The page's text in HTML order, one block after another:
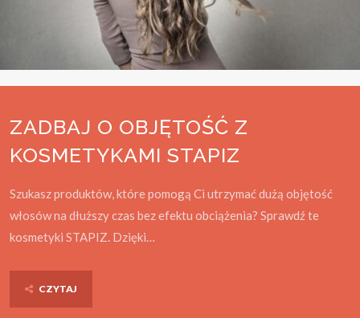
ZADBAJ O OBJĘTOŚĆ Z
KOSMETYKAMI STAPIZ
Szukasz produktów, które pomogą Ci utrzymać dużą objętość
włosów na dłuższy czas bez efektu obciążenia? Sprawdź te
kosmetyki STAPIZ. Dzięki…
CZYTAJ